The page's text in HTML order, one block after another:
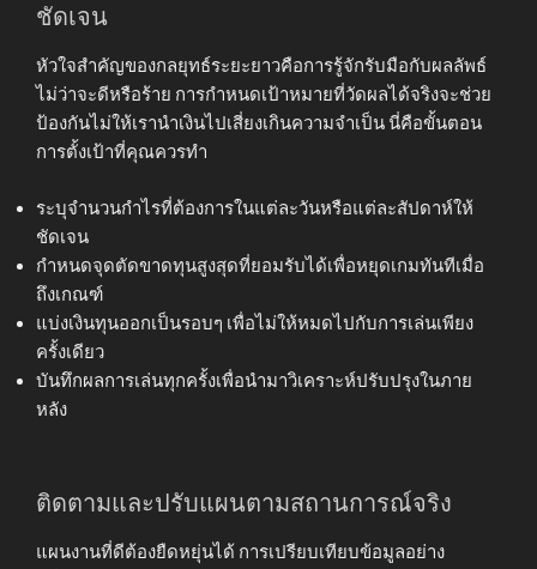
ชัดเจน
หัวใจสำคัญของกลยุทธ์ระยะยาวคือการรู้จักรับมือกับผลลัพธ์
ไม่ว่าจะดีหรือร้าย การกำหนดเป้าหมายที่วัดผลได้จริงจะช่วย
ป้องกันไม่ให้เรานำเงินไปเสี่ยงเกินความจำเป็น นี่คือขั้นตอน
การตั้งเป้าที่คุณควรทำ
ระบุจำนวนกำไรที่ต้องการในแต่ละวันหรือแต่ละสัปดาห์ให้
ชัดเจน
กำหนดจุดตัดขาดทุนสูงสุดที่ยอมรับได้เพื่อหยุดเกมทันทีเมื่อ
ถึงเกณฑ์
แบ่งเงินทุนออกเป็นรอบๆ เพื่อไม่ให้หมดไปกับการเล่นเพียง
ครั้งเดียว
บันทึกผลการเล่นทุกครั้งเพื่อนำมาวิเคราะห์ปรับปรุงในภาย
หลัง
ติดตามและปรับแผนตามสถานการณ์จริง
แผนงานที่ดีต้องยืดหยุ่นได้ การเปรียบเทียบข้อมูลอย่าง